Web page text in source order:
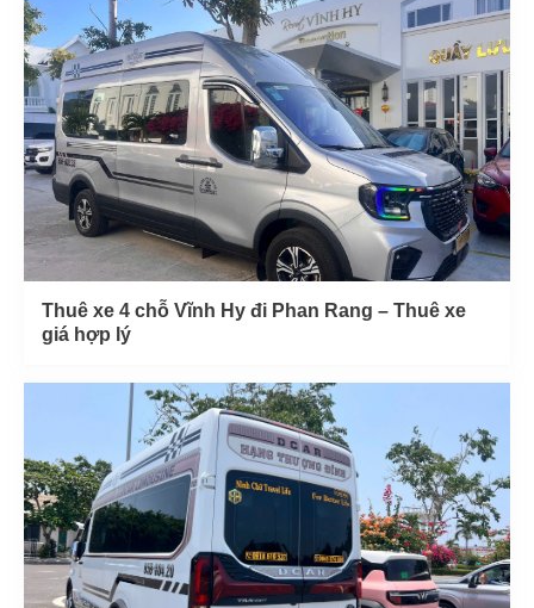
Thuê xe 4 chỗ Vĩnh Hy đi Phan Rang – Thuê xe
giá hợp lý